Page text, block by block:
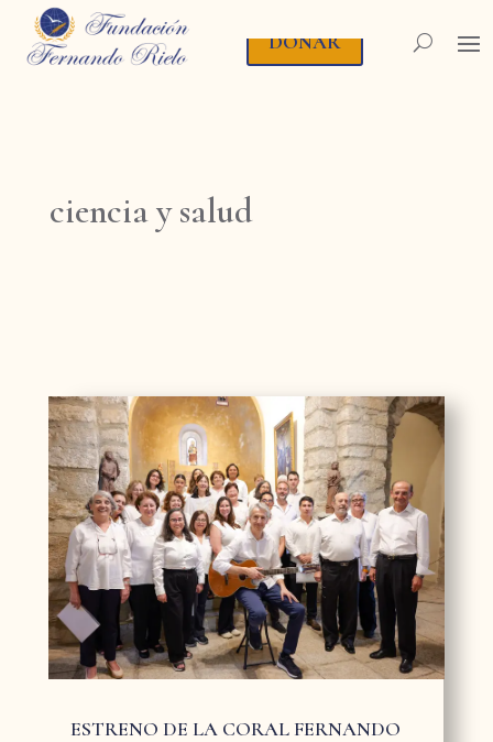
DONAR
ciencia y salud
ESTRENO DE LA CORAL FERNANDO